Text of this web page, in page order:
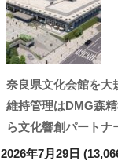
奈良県文化会館を大
維持管理はDMG森
ら文化響創パート
2026年7月29日